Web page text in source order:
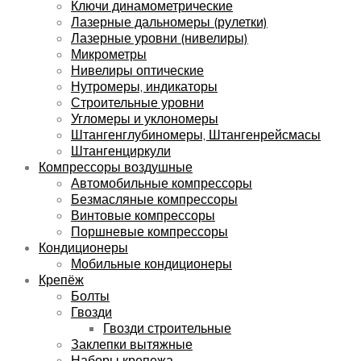
Ключи динамометрические
Лазерные дальномеры (рулетки)
Лазерные уровни (нивелиры)
Микрометры
Нивелиры оптические
Нутромеры, индикаторы
Строительные уровни
Угломеры и уклономеры
Штангенглубиномеры, Штангенрейсмасы
Штангенциркули
Компрессоры воздушные
Автомобильные компрессоры
Безмасляные компрессоры
Винтовые компрессоры
Поршневые компрессоры
Кондиционеры
Мобильные кондиционеры
Крепёж
Болты
Гвозди
Гвозди строительные
Заклепки вытяжные